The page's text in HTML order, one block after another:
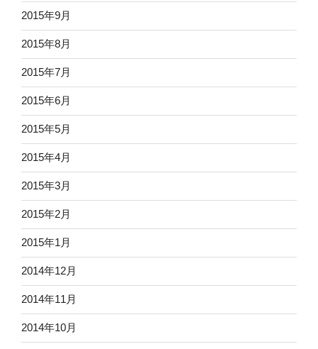
2015年9月
2015年8月
2015年7月
2015年6月
2015年5月
2015年4月
2015年3月
2015年2月
2015年1月
2014年12月
2014年11月
2014年10月